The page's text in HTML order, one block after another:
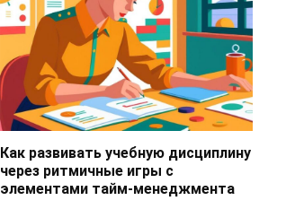
Как развивать учебную дисциплину
через ритмичные игры с
элементами тайм-менеджмента